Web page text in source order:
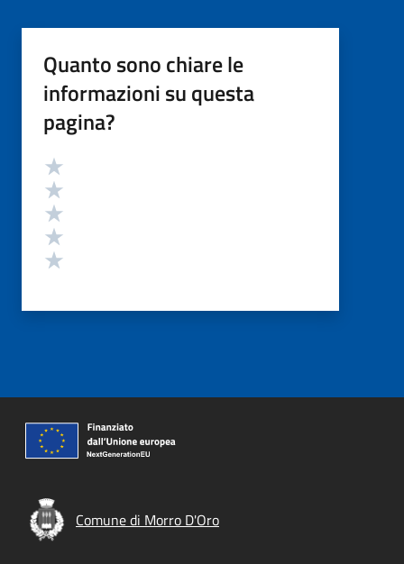
Quanto sono chiare le
informazioni su questa
pagina?
Valutazione
Comune di Morro D'Oro